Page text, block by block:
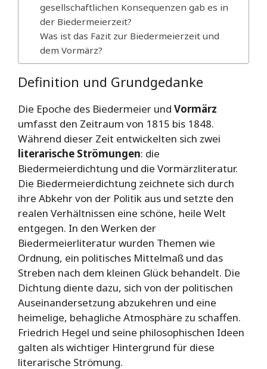
gesellschaftlichen Konsequenzen gab es in
der Biedermeierzeit?
Was ist das Fazit zur Biedermeierzeit und
dem Vormärz?
Definition und Grundgedanke
Die Epoche des Biedermeier und Vormärz
umfasst den Zeitraum von 1815 bis 1848.
Während dieser Zeit entwickelten sich zwei
literarische Strömungen: die
Biedermeierdichtung und die Vormärzliteratur.
Die Biedermeierdichtung zeichnete sich durch
ihre Abkehr von der Politik aus und setzte den
realen Verhältnissen eine schöne, heile Welt
entgegen. In den Werken der
Biedermeierliteratur wurden Themen wie
Ordnung, ein politisches Mittelmaß und das
Streben nach dem kleinen Glück behandelt. Die
Dichtung diente dazu, sich von der politischen
Auseinandersetzung abzukehren und eine
heimelige, behagliche Atmosphäre zu schaffen.
Friedrich Hegel und seine philosophischen Ideen
galten als wichtiger Hintergrund für diese
literarische Strömung.